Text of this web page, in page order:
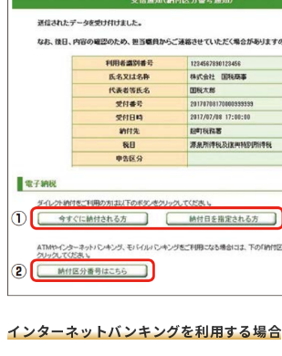
インターネットバンキングを利用する場合